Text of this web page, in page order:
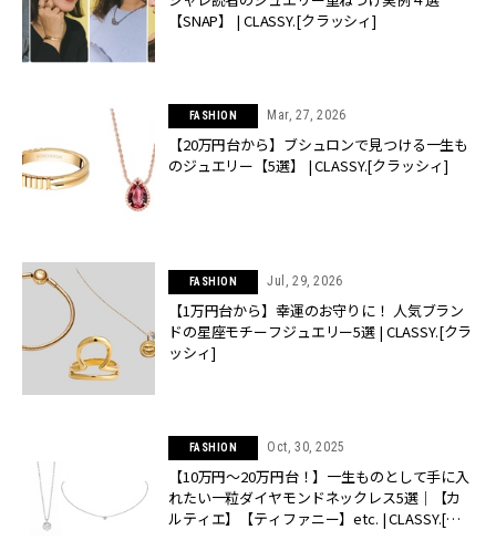
【SNAP】 | CLASSY.[クラッシィ]
FASHION Mar, 27, 2026
【20万円台から】ブシュロンで見つける一生も
のジュエリー【5選】 | CLASSY.[クラッシィ]
FASHION Jul, 29, 2026
【1万円台から】幸運のお守りに！ 人気ブラン
ドの星座モチーフジュエリー5選 | CLASSY.[クラ
ッシィ]
FASHION Oct, 30, 2025
【10万円〜20万円台！】一生ものとして手に入
れたい一粒ダイヤモンドネックレス5選｜【カ
ルティエ】【ティファニー】etc. | CLASSY.[ク